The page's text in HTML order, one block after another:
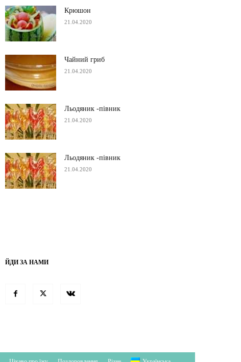
Крюшон
21.04.2020
Чайний гриб
21.04.2020
Льодяник -півник
21.04.2020
Льодяник -півник
21.04.2020
ЙДИ ЗА НАМИ